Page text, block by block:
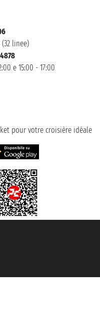
linee)
e 15:00 - 17:00
pour votre croisière idéale